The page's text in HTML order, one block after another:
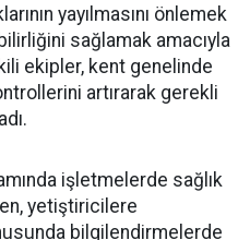
yayılmasını önlemek
sağlamak amacıyla
ekipler, kent genelinde
artırarak gerekli
işletmelerde sağlık
yetiştiricilere
bilgilendirmelerde